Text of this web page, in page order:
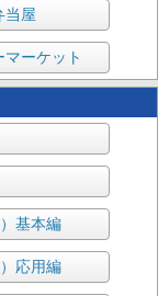
当屋
マーケット
基本編
応用編